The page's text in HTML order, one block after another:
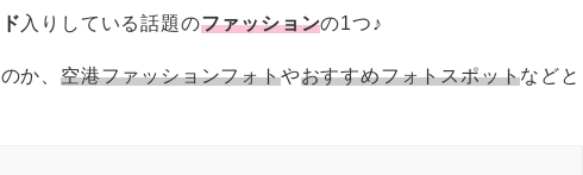
入りしている話題のファッションの1つ♪
か、空港ファッションフォトやおすすめフォトスポットなどと